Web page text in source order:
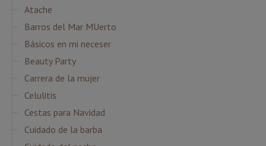
Atache
Barros del Mar MUerto
Básicos en mi neceser
Beauty Party
Carrera de la mujer
Celulitis
Cestas para Navidad
Cuidado de la barba